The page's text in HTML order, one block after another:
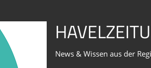
News & Wissen aus der